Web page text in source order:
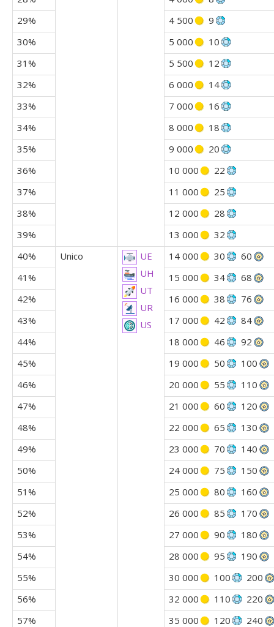
29%
4 500
9
30%
5 000
10
31%
5 500
12
32%
6 000
14
33%
7 000
16
34%
8 000
18
35%
9 000
20
36%
10 000
22
37%
11 000
25
38%
12 000
28
39%
13 000
32
40%
Unico
UE
UH
UT
UR
US
14 000 30
60
41%
15 000 34
68
42%
16 000 38
76
43%
17 000 42
84
44%
18 000 46
92
45%
19 000 50
100
46%
20 000 55
110
47%
21 000 60
120
48%
22 000 65
130
49%
23 000 70
140
50%
24 000 75
150
51%
25 000 80
160
52%
26 000 85
170
53%
27 000 90
180
54%
28 000 95
190
55%
30 000 100
200
56%
32 000 110
220
57%
35 000 120
240